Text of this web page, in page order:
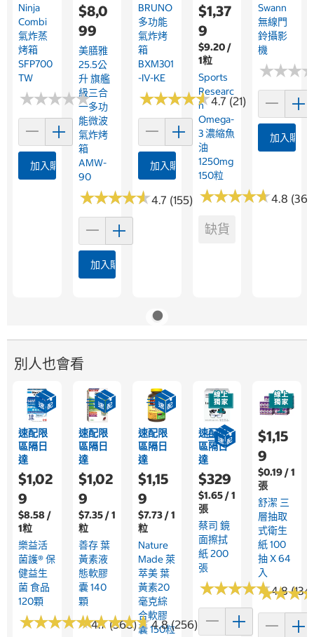
Ninja
Combi
氣炸蒸
烤箱
SFP700
TW
★★★★★
★★★★★
加入購物車
$8,0
99
美膳雅
25.5公
升 旗艦
級三合
一多功
能微波
氣炸烤
箱
AMW-
90
★★★★★
★★★★★4.7 (155)
加入購物車
BRUNO
多功能
氣炸烤
箱
BXM301
-IV-KE
★★★★★
★★★★★4.7 (21)
加入購物車
$1,37
9
$9.20 /
1粒
Sports
Researc
H
Omega-
3 濃縮魚
油
1250mg
150粒
★★★★★
★★★★★4.8
缺貨
Swann
無線門
鈴攝影
機
★★★
★★★
加入購物
別人也會看
速配限
區隔日
達
$1,02
9
$8.58 /
1粒
樂益活
菌護® 保
健益生
菌 食品
120顆
★★★★★
★★★★★4.7 (568)
速配限
區隔日
達
$1,02
9
$7.35 / 1
粒
善存 葉
黃素液
態軟膠
囊 140
顆
★★★★★
★★★★★4.8 (256)
速配限
區隔日
達
$1,15
9
$7.73 / 1
粒
Nature
Made 萊
萃美 葉
黃素20
毫克綜
合軟膠
囊 150粒
速配限
區隔日
達
$329
$1.65 / 1
張
蔡司 鏡
面擦拭
紙 200
張
★★★★★
★★★★★4.8
$1,15
9
$0.19 / 1
張
舒潔 三
層抽取
式衛生
紙 100
抽 X 64
入
★★★
★★★